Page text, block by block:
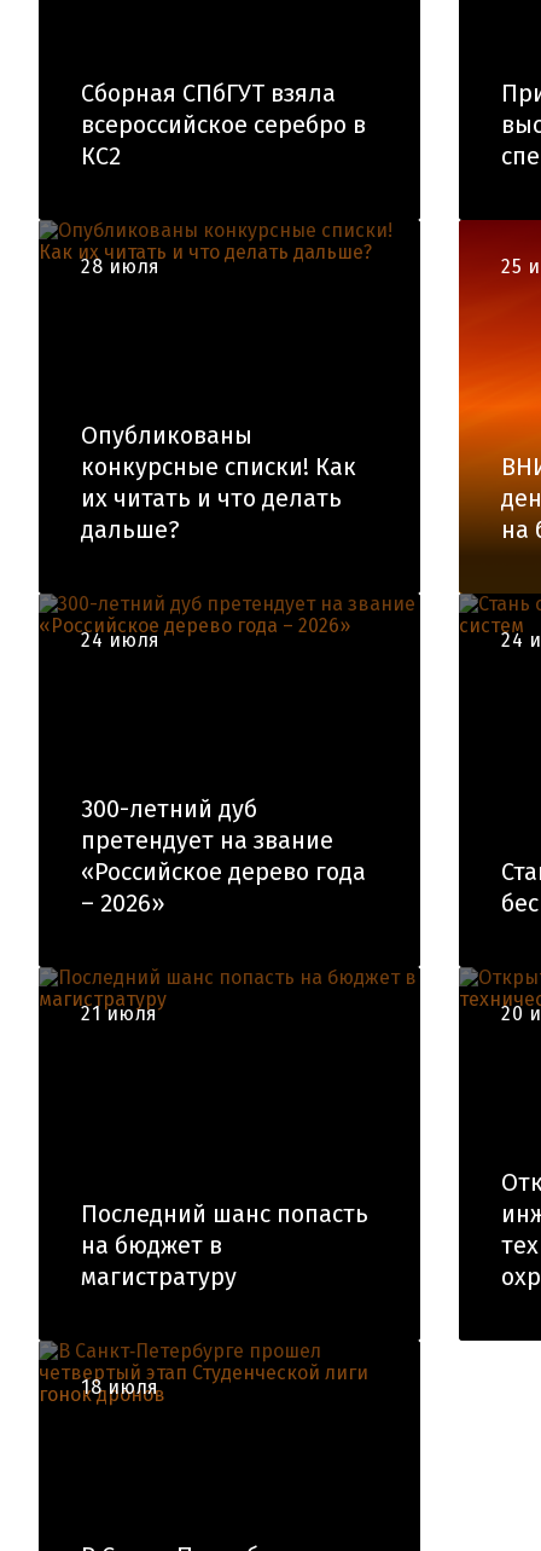
Сборная СПбГУТ взяла
всероссийское серебро в
КС2
28 июля
Опубликованы
конкурсные списки! Как
их читать и что делать
дальше?
25
на
24 июля
300-летний дуб
претендует на звание
«Российское дерево года
– 2026»
24
21 июля
Последний шанс попасть
на бюджет в
магистратуру
20
18 июля